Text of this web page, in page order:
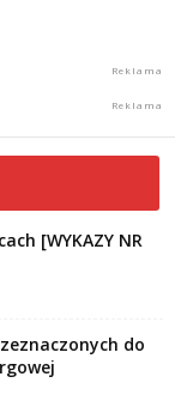
[WYKAZY NR
do